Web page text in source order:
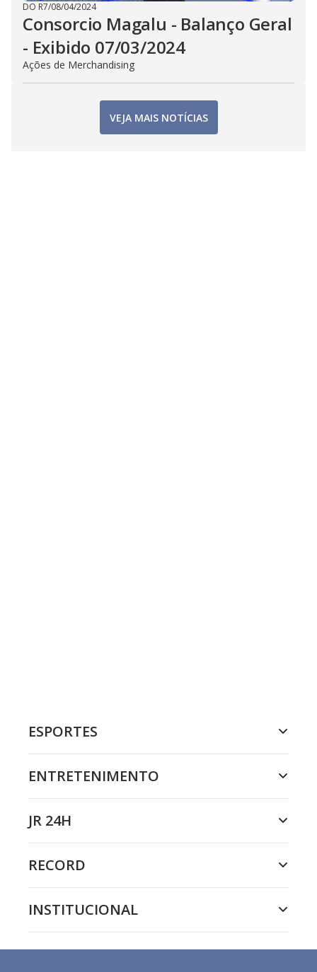
DO R7/08/04/2024
Consorcio Magalu - Balanço Geral
- Exibido 07/03/2024
Ações de Merchandising
VEJA MAIS NOTÍCIAS
ESPORTES
ENTRETENIMENTO
JR 24H
RECORD
INSTITUCIONAL